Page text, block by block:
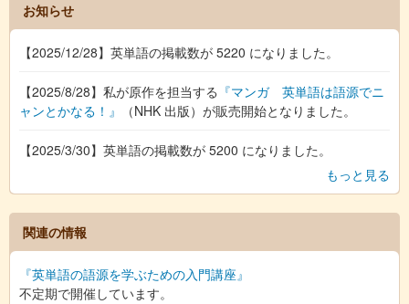
お知らせ
【2025/12/28】英単語の掲載数が 5220 になりました。
【2025/8/28】私が原作を担当する 『マンガ 英単語は語源でニ
ャンとかなる！』
（NHK 出版）が販売開始となりました。
【2025/3/30】英単語の掲載数が 5200 になりました。
もっと見る
関連の情報
『英単語の語源を学ぶための入門講座』
不定期で開催しています。